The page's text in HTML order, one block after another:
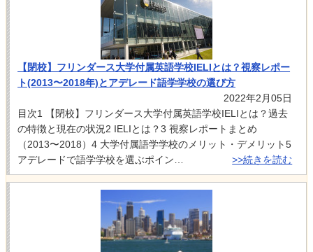
【閉校】フリンダース大学付属英語学校IELIとは？視察レポー
ト(2013〜2018年)とアデレード語学学校の選び方
2022年2月05日
目次1 【閉校】フリンダース大学付属英語学校IELIとは？過去
の特徴と現在の状況2 IELIとは？3 視察レポートまとめ
（2013〜2018）4 大学付属語学学校のメリット・デメリット5
アデレードで語学学校を選ぶポイン…
>>続きを読む